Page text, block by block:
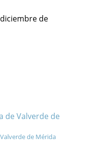
de
de Valverde de
de Mérida